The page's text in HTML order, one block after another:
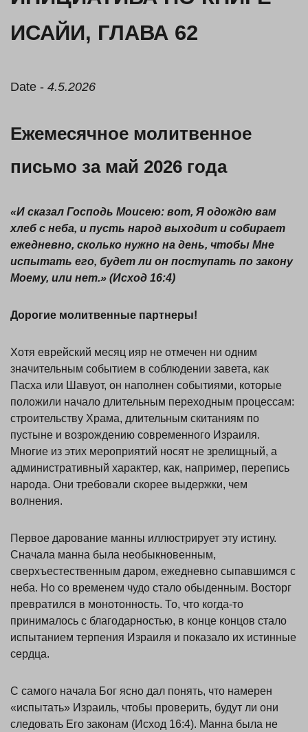
ИСАЙИ, ГЛАВА 62
Date - 4.5.2026
Ежемесячное молитвенное
письмо за май 2026 года
«И сказал Господь Моисею: вот, Я одождю вам
хлеб с неба, и пусть народ выходит и собирает
ежедневно, сколько нужно на день, чтобы Мне
испытать его, будет ли он поступать по закону
Моему, или нет.» (Исход 16:4)
Дорогие молитвенные партнеры!
Хотя еврейский месяц ияр не отмечен ни одним
значительным событием в соблюдении завета, как
Пасха или Шавуот, он наполнен событиями, которые
положили начало длительным переходным процессам:
строительству Храма, длительным скитаниям по
пустыне и возрождению современного Израиля.
Многие из этих мероприятий носят не зрелищный, а
административный характер, как, например, перепись
народа. Они требовали скорее выдержки, чем
волнения.
Первое дарование манны иллюстрирует эту истину.
Сначала манна была необыкновенным,
сверхъестественным даром, ежедневно сыпавшимся с
неба. Но со временем чудо стало обыденным. Восторг
превратился в монотонность. То, что когда-то
принималось с благодарностью, в конце концов стало
испытанием терпения Израиля и показало их истинные
сердца.
С самого начала Бог ясно дал понять, что намерен
«испытать» Израиль, чтобы проверить, будут ли они
следовать Его законам (Исход 16:4). Манна была не